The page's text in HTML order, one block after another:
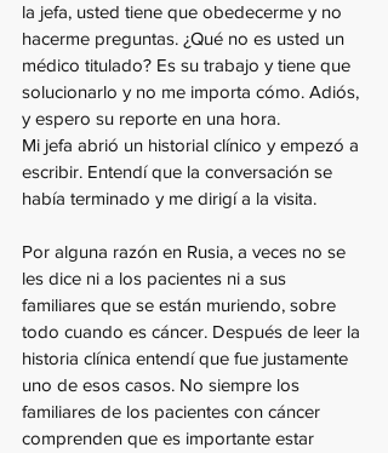
la jefa, usted tiene que obedecerme y no
hacerme preguntas. ¿Qué no es usted un
médico titulado? Es su trabajo y tiene que
solucionarlo y no me importa cómo. Adiós,
y espero su reporte en una hora.
Mi jefa abrió un historial clínico y empezó a
escribir. Entendí que la conversación se
había terminado y me dirigí a la visita.
Por alguna razón en Rusia, a veces no se
les dice ni a los pacientes ni a sus
familiares que se están muriendo, sobre
todo cuando es cáncer. Después de leer la
historia clínica entendí que fue justamente
uno de esos casos. No siempre los
familiares de los pacientes con cáncer
comprenden que es importante estar